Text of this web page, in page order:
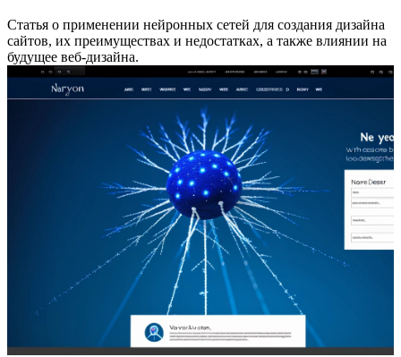
Статья о применении нейронных сетей для создания дизайна
сайтов, их преимуществах и недостатках, а также влиянии на
будущее веб-дизайна.